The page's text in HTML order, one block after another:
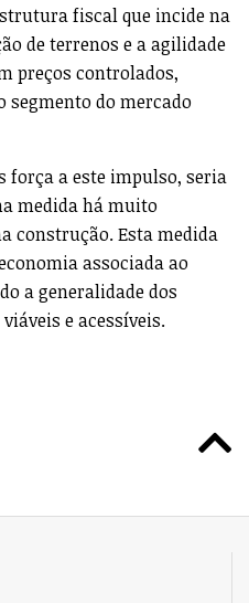
fiscal que incide na
de terrenos e a agilidade
preços controlados,
segmento do mercado
força a este impulso, seria
medida há muito
construção. Esta medida
associada ao
a generalidade dos
e acessíveis.